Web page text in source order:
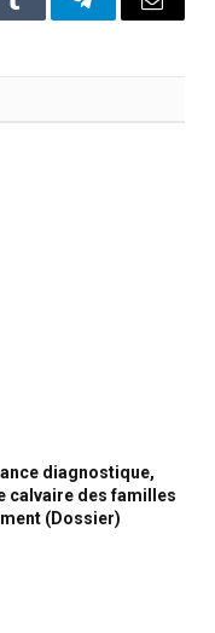
Tumblr TelegramEmail
diagnostique,
calvaire des familles
(Dossier)